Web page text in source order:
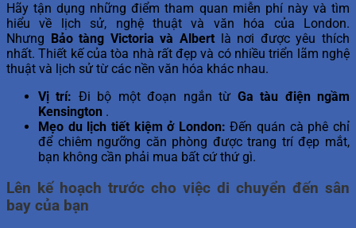
Hãy tận dụng những điểm tham quan miễn phí này và tìm
hiểu về lịch sử, nghệ thuật và văn hóa của London.
Nhưng Bảo tàng Victoria và Albert là nơi được yêu thích
nhất. Thiết kế của tòa nhà rất đẹp và có nhiều triển lãm nghệ
thuật và lịch sử từ các nền văn hóa khác nhau.
Vị trí: Đi bộ một đoạn ngắn từ Ga tàu điện ngầm
Kensington .
Mẹo du lịch tiết kiệm ở London: Đến quán cà phê chỉ
để chiêm ngưỡng căn phòng được trang trí đẹp mắt,
bạn không cần phải mua bất cứ thứ gì.
Lên kế hoạch trước cho việc di chuyển đến sân
bay của bạn